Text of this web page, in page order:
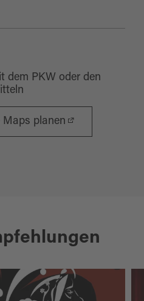
dem PKW oder den
Maps planen